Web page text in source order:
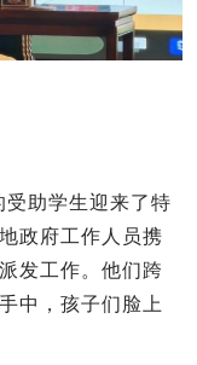
受助学生迎来了特
政府工作人员携
发工作。他们跨
中，孩子们脸上